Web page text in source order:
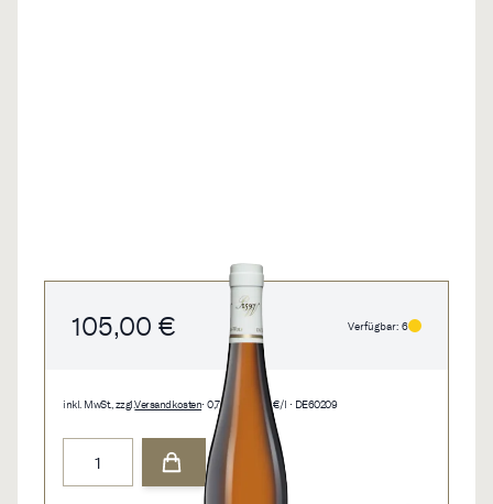
105,00 € Verfügbar: 6
inkl. MwSt., zzgl.Versandkosten• 0,75 l • 140,00 €/l • DE60209